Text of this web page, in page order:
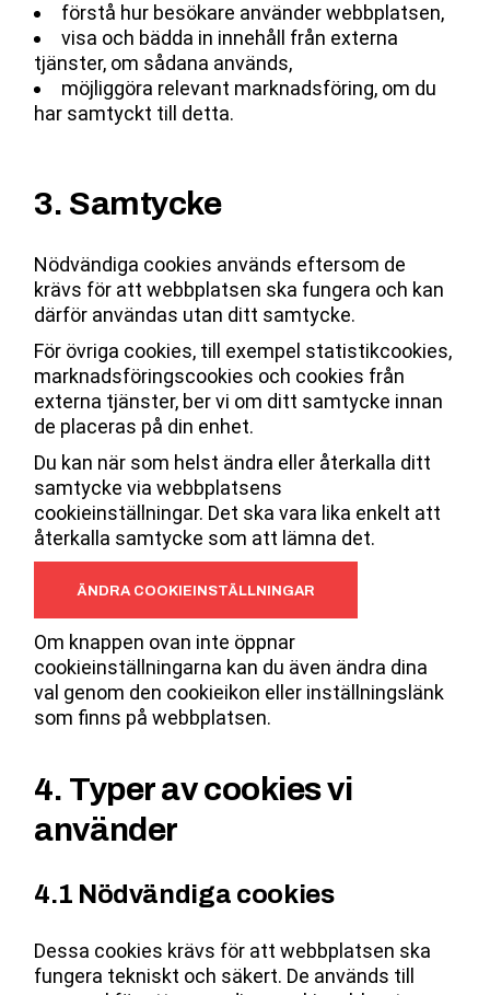
förstå hur besökare använder webbplatsen,
visa och bädda in innehåll från externa
tjänster, om sådana används,
möjliggöra relevant marknadsföring, om du
har samtyckt till detta.
3. Samtycke
Nödvändiga cookies används eftersom de
krävs för att webbplatsen ska fungera och kan
därför användas utan ditt samtycke.
För övriga cookies, till exempel statistikcookies,
marknadsföringscookies och cookies från
externa tjänster, ber vi om ditt samtycke innan
de placeras på din enhet.
Du kan när som helst ändra eller återkalla ditt
samtycke via webbplatsens
cookieinställningar. Det ska vara lika enkelt att
återkalla samtycke som att lämna det.
ÄNDRA COOKIEINSTÄLLNINGAR
Om knappen ovan inte öppnar
cookieinställningarna kan du även ändra dina
val genom den cookieikon eller inställningslänk
som finns på webbplatsen.
4. Typer av cookies vi
använder
4.1 Nödvändiga cookies
Dessa cookies krävs för att webbplatsen ska
fungera tekniskt och säkert. De används till